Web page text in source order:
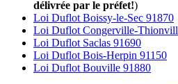
délivrée par le préfet!)
Loi Duflot Boissy-le-Sec 91870
Loi Duflot Congerville-
Loi Duflot Saclas 91690
Loi Duflot Bois-Herpin 91150
Loi Duflot Bouville 91880